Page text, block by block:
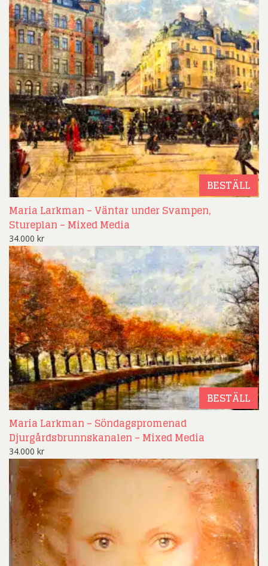
BESTÄLL
Maria Larkman – Väntar under Svampen,
Stureplan – Mixed Media
34.000 kr
BESTÄLL
Maria Larkman – Söndagspromenad
Djurgårdsbrunnskanalen – Mixed Media
34.000 kr